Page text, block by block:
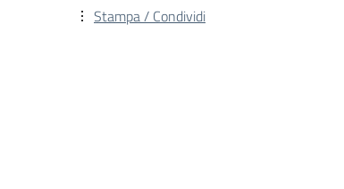
Stampa / Condividi